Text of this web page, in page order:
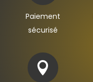
Paiement
sécurisé
